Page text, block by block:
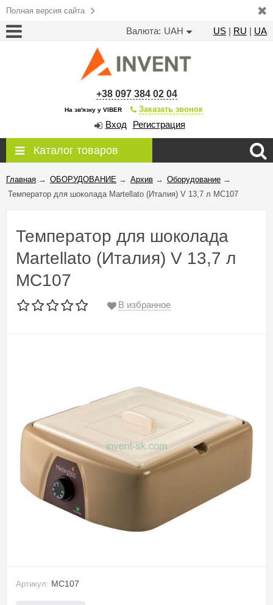
Полная версия сайта
Валюта: UAH US | RU | UA
+38 097 384 02 04
На зв'язку у VIBER Заказать звонок
Вход Регистрация
Каталог товаров
Главная → ОБОРУДОВАНИЕ → Архив → Оборудование →
Температор для шоколада Martellato (Италия) V 13,7 л MC107
Температор для шоколада
Martellato (Италия) V 13,7 л
MC107
В избранное
Артикул: MC107